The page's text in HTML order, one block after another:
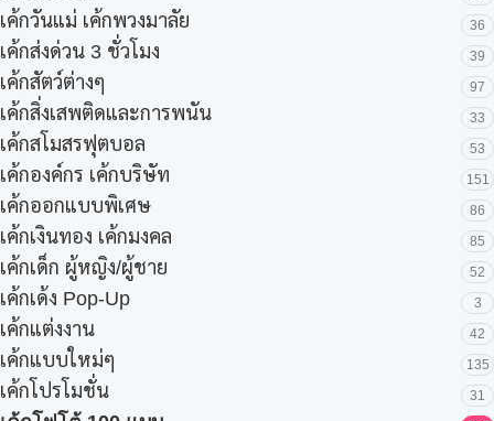
เค้กวันแม่ เค้กพวงมาลัย 36
เค้กส่งด่วน 3 ชั่วโมง 39
เค้กสัตว์ต่างๆ 97
เค้กสิ่งเสพติดและการพนัน 33
เค้กสโมสรฟุตบอล 53
เค้กองค์กร เค้กบริษัท 151
เค้กออกแบบพิเศษ 86
เค้กเงินทอง เค้กมงคล 85
เค้กเด็ก ผู้หญิง/ผู้ชาย 52
เค้กเด้ง Pop-Up 3
เค้กแต่งงาน 42
เค้กแบบใหม่ๆ 135
เค้กโปรโมชั่น 31